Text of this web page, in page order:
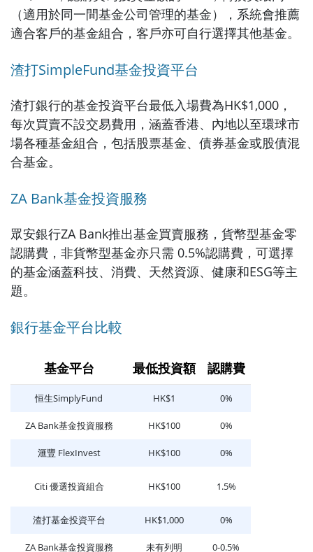
（適用於同一間基金公司管理的基金），系統會推薦
適合客戶的基金組合，客戶亦可自行選擇其他基金。
渣打SimpleFund基金投資平台
渣打銀行的基金投資平台最低入場費為HK$1,000，
每次買賣不設交易費用，涵蓋香港、內地以至環球市
場各種基金組合，包括股票基金、債券基金或股債混
合基金。
ZA Bank基金投資服務
眾安銀行ZA Bank推出基金買賣服務，貨幣型基金零
認購費，非貨幣型基金亦只需 0.5%認購費，可選擇
的基金涵蓋科技、消費、天然資源、健康和ESG等主
題。
銀行基金平台比較
基金平台 最低投資額 認購費
恒生SimplyFund HK$1 0%
ZA Bank基金投資服務 HK$100 0%
滙豐 FlexInvest HK$100 0%
Citi 優選投資組合 HK$100 1.5%
渣打基金投資平台 HK$1,000 0%
ZA Bank基金投資服務 未有列明 0-0.5%